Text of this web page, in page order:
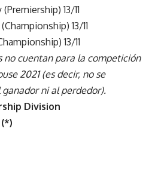
13/11
13/11
13/11
no cuentan para la competición
2021 (es decir, no se
ni al perdedor).
Division